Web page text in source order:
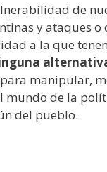
de
y ataques
a la que
manipular,
mundo de la
del pueblo.